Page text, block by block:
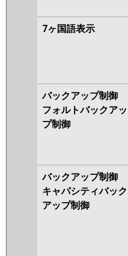
7ヶ国語表示
バックアップ制御
フォルトバックアッ
プ制御
バックアップ制御
キャパシティバック
アップ制御